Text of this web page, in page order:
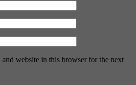
and website in this browser for the next